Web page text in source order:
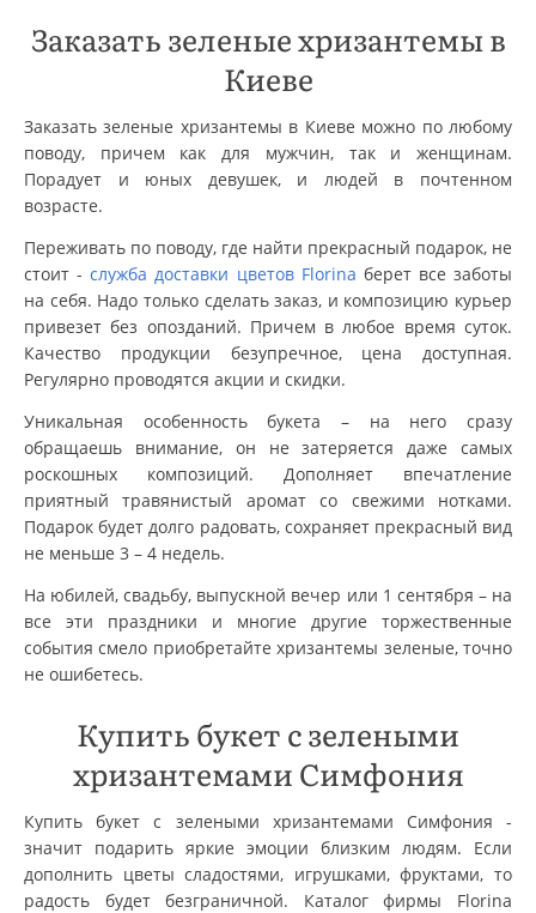
Заказать зеленые хризантемы в
Киеве
Заказать зеленые хризантемы в Киеве можно по любому
поводу, причем как для мужчин, так и женщинам.
Порадует и юных девушек, и людей в почтенном
возрасте.
Переживать по поводу, где найти прекрасный подарок, не
стоит -служба доставки цветов Florina берет все заботы
на себя. Надо только сделать заказ, и композицию курьер
привезет без опозданий. Причем в любое время суток.
Качество продукции безупречное, цена доступная.
Регулярно проводятся акции и скидки.
Уникальная особенность букета – на него сразу
обращаешь внимание, он не затеряется даже самых
роскошных композиций. Дополняет впечатление
приятный травянистый аромат со свежими нотками.
Подарок будет долго радовать, сохраняет прекрасный вид
не меньше 3 – 4 недель.
На юбилей, свадьбу, выпускной вечер или 1 сентября – на
все эти праздники и многие другие торжественные
события смело приобретайте хризантемы зеленые, точно
не ошибетесь.
Купить букет с зелеными
хризантемами Симфония
Купить букет с зелеными хризантемами Симфония -
значит подарить яркие эмоции близким людям. Если
дополнить цветы сладостями, игрушками, фруктами, то
радость будет безграничной. Каталог фирмы Florina